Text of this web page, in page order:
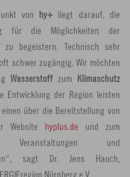
von hy+ liegt darauf, die
für die Möglichkeiten der
zu begeistern. Technisch sehr
schwer zugängig. Wir möchten
Wasserstoff zum Klimaschutz
Entwicklung der Region leisten
über die Bereitstellung von
Website hyplus.de und zum
und
sagt Dr. Jens Hauch,
Nürnberg e.V.